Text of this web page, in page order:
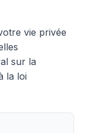
vie privée
sur la
la loi